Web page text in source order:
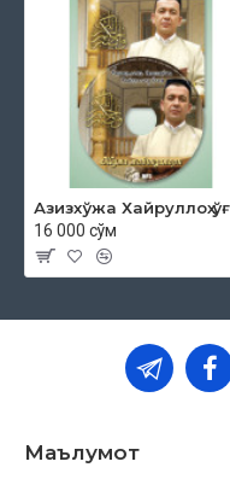
16 000 сўм
Маълумот